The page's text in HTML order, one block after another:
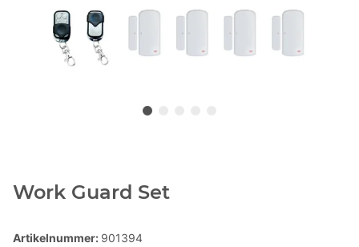
Work Guard Set
Artikelnummer: 901394